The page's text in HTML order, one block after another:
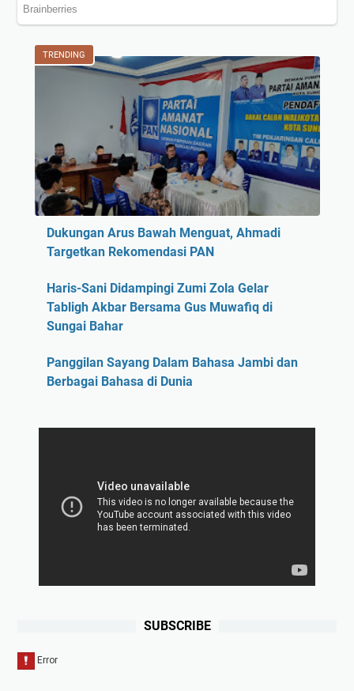
TRENDING
Dukungan Arus Bawah Menguat, Ahmadi
Targetkan Rekomendasi PAN
Haris-Sani Didampingi Zumi Zola Gelar
Tabligh Akbar Bersama Gus Muwafiq di
Sungai Bahar
Panggilan Sayang Dalam Bahasa Jambi dan
Berbagai Bahasa di Dunia
SUBSCRIBE